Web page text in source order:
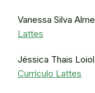
Vanessa Silva
Lattes
Jéssica Thais
Currículo Lattes